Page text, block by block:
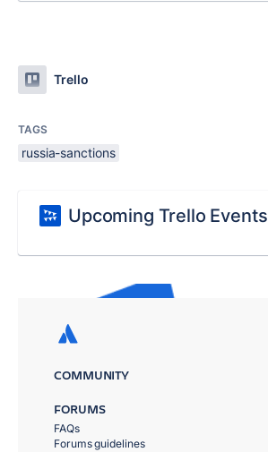
Trello
TAGS
russia-sanctions
Upcoming Trello Events
COMMUNITY
FORUMS
FAQs
Forums guidelines